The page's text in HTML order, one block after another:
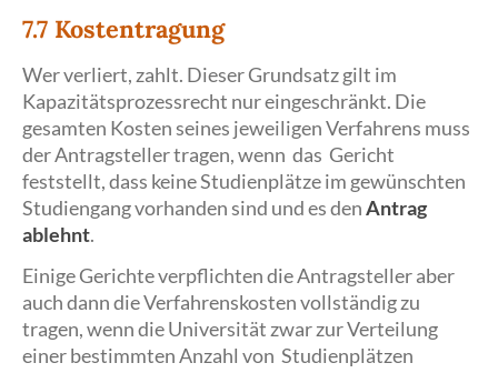
7.7 Kostentragung
Wer verliert, zahlt. Dieser Grundsatz gilt im
Kapazitätsprozessrecht nur eingeschränkt. Die
gesamten Kosten seines jeweiligen Verfahrens muss
der Antragsteller tragen, wenn das Gericht
feststellt, dass keine Studienplätze im gewünschten
Studiengang vorhanden sind und es denAntrag
ablehnt.
Einige Gerichte verpflichten die Antragsteller aber
auch dann die Verfahrenskosten vollständig zu
tragen, wenn die Universität zwar zur Verteilung
einer bestimmten Anzahl von Studienplätzen